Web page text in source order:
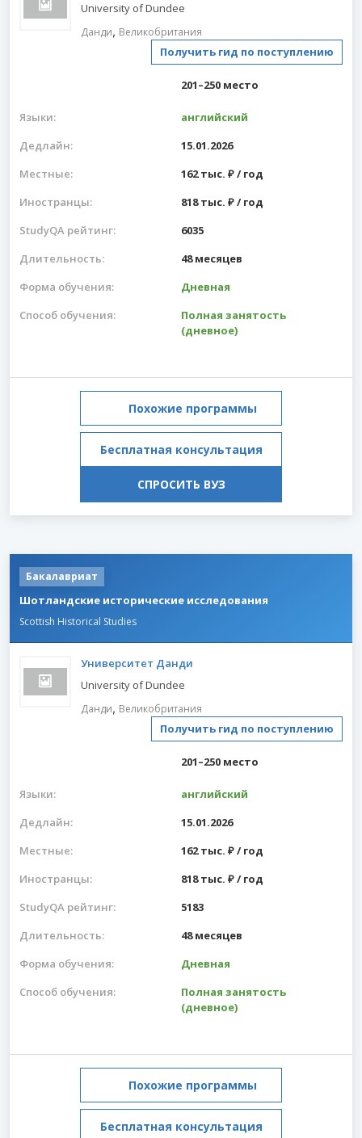
University of Dundee
Данди, Великобритания
Получить гид по поступлению
201–250 место
Языки:
английский
Дедлайн:
15.01.2026
Местные:
162 тыс. ₽ / год
Иностранцы:
818 тыс. ₽ / год
StudyQA рейтинг:
6035
Длительность:
48 месяцев
Форма обучения:
Дневная
Способ обучения:
Полная занятость
(дневное)
Похожие программы
Бесплатная консультация
СПРОСИТЬ ВУЗ
Бакалавриат
Шотландские исторические исследования
Scottish Historical Studies
Университет Данди
University of Dundee
Данди, Великобритания
Получить гид по поступлению
201–250 место
Языки:
английский
Дедлайн:
15.01.2026
Местные:
162 тыс. ₽ / год
Иностранцы:
818 тыс. ₽ / год
StudyQA рейтинг:
5183
Длительность:
48 месяцев
Форма обучения:
Дневная
Способ обучения:
Полная занятость
(дневное)
Похожие программы
Бесплатная консультация